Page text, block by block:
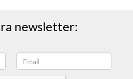
newsletter: